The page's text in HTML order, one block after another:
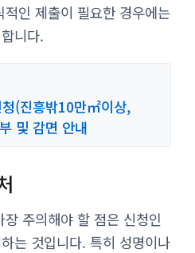
인 제출이 필요한 경우에는
니다.
(진흥밖10만㎡이상,
및 감면 안내
주의해야 할 점은 신청인
는 것입니다. 특히 성명이나